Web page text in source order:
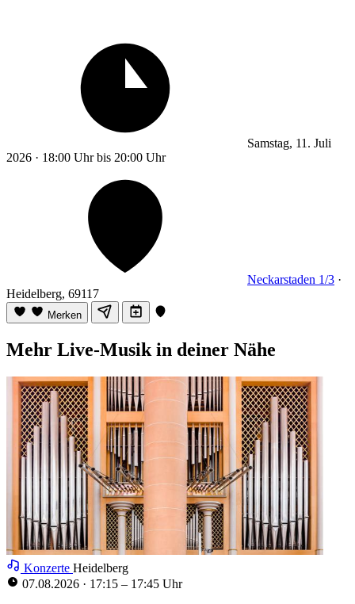
Samstag, 11. Juli
2026 · 18:00 Uhr bis 20:00 Uhr
Neckarstaden 1/3 ·
Heidelberg, 69117
Merken
Mehr Live-Musik in deiner Nähe
Konzerte Heidelberg
07.08.2026 · 17:15 – 17:45 Uhr